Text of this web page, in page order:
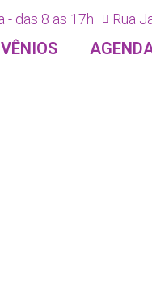
- das 8 as 17h Rua